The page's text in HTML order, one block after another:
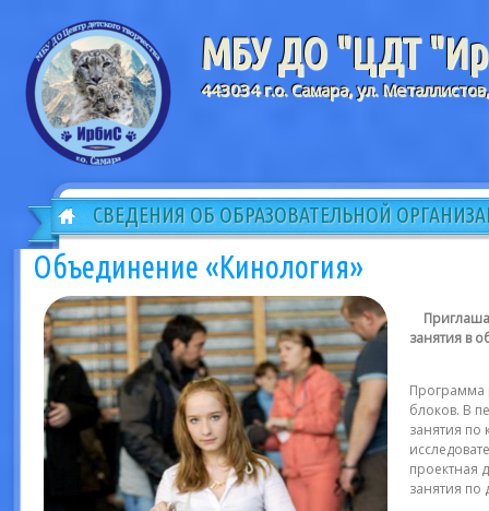
МБУ ДО "ЦДТ
443034 г.о. Самара, ул.
СВЕДЕНИЯ ОБ ОБРАЗОВАТЕЛЬНОЙ
Объединение «Кинология»
занятия в
Программа
блоков. В
занятия по
проектная
занятия по